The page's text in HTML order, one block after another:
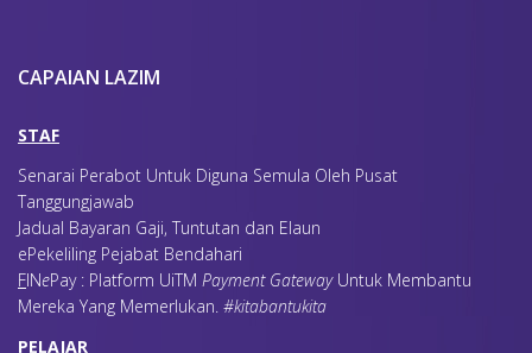
CAPAIAN LAZIM
STAF
Senarai Perabot Untuk Diguna Semula Oleh Pusat
Tanggungjawab
Jadual Bayaran Gaji, Tuntutan dan Elaun
ePekeliling Pejabat Bendahari
FINePay : Platform UiTM Payment GatewayUntuk Membantu
Mereka Yang Memerlukan. #kitabantukita
PELAJAR